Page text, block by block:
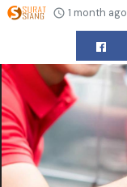
1 month ago